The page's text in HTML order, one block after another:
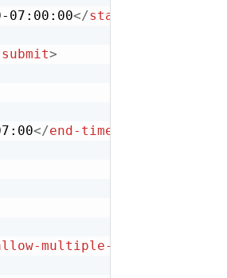
07:00:00</start-time
>
</end-time
multiple-response